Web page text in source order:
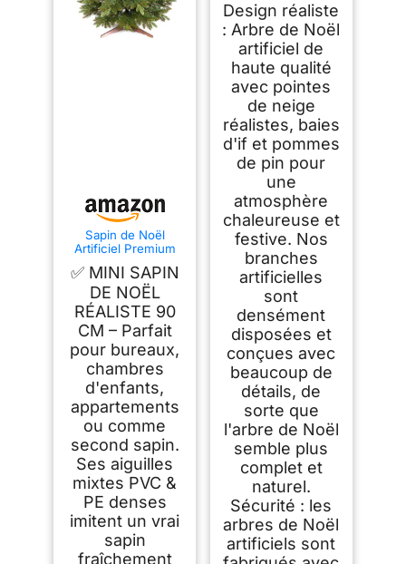
Sapin de Noël
Artificiel Premium
Test - Réalisme
Exceptionnel,
Branches épaisses,
livré avec Support
en Bois et Sac de
Rangement – Pure
Living
✅ MINI SAPIN
DE NOËL
RÉALISTE 90
CM – Parfait
pour bureaux,
chambres
d'enfants,
appartements
ou comme
second sapin.
Ses aiguilles
mixtes PVC &
PE denses
imitent un vrai
sapin
fraîchement
- avec Pommes de
pin Ilex - avec
système de Pliage
Rapide
Design réaliste
: Arbre de Noël
artificiel de
haute qualité
avec pointes
de neige
réalistes, baies
d'if et pommes
de pin pour
une
atmosphère
chaleureuse et
festive. Nos
branches
artificielles
sont
densément
disposées et
conçues avec
beaucoup de
détails, de
sorte que
l'arbre de Noël
semble plus
complet et
naturel.
Sécurité : les
arbres de Noël
artificiels sont